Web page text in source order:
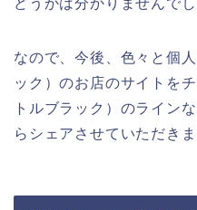
なので、今後、色々と個
ック）のお店のサイトを
トルブラック）のライン
らシェアさせていただき